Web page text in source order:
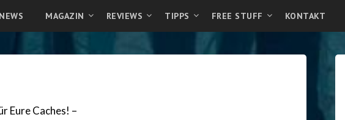
NEWS MAGAZIN REVIEWS TIPPS FREE STUFF KONTAKT
Eure Caches! –